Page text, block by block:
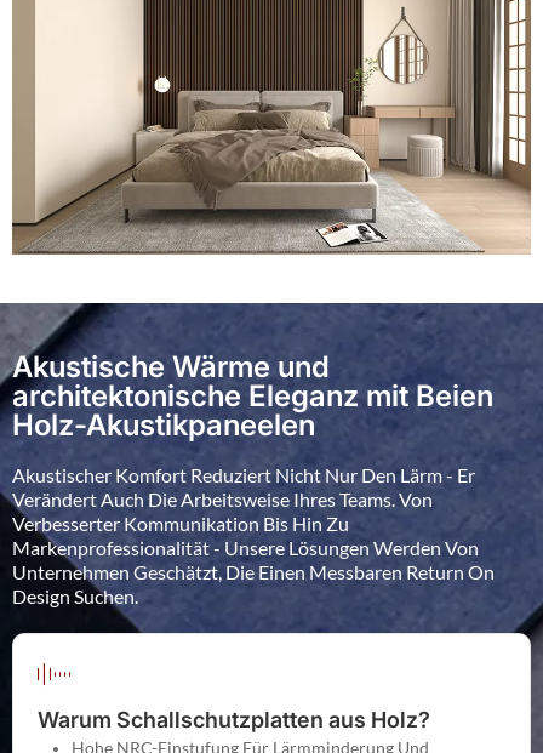
Akustische Wärme und
architektonische Eleganz mit Beien
Holz-Akustikpaneelen
Akustischer Komfort Reduziert Nicht Nur Den Lärm - Er
Verändert Auch Die Arbeitsweise Ihres Teams. Von
Verbesserter Kommunikation Bis Hin Zu
Markenprofessionalität - Unsere Lösungen Werden Von
Unternehmen Geschätzt, Die Einen Messbaren Return On
Design Suchen.
Warum Schallschutzplatten aus Holz?
Hohe NRC-Einstufung Für Lärmminderung Und